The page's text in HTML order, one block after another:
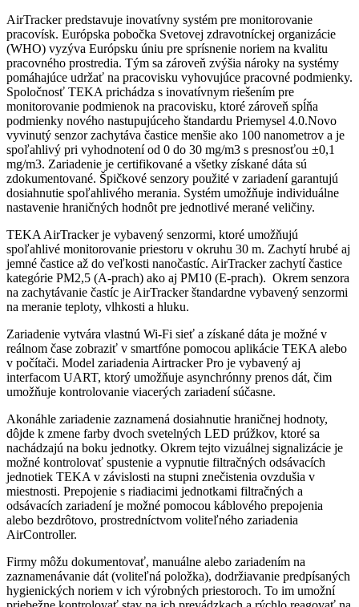
AirTracker predstavuje inovatívny systém pre monitorovanie
pracovísk. Európska pobočka Svetovej zdravotníckej organizácie
(WHO) vyzýva Európsku úniu pre sprísnenie noriem na kvalitu
pracovného prostredia. Tým sa zároveň zvýšia nároky na systémy
pomáhajúce udržať na pracovisku vyhovujúce pracovné podmienky.
Spoločnosť TEKA prichádza s inovatívnym riešením pre
monitorovanie podmienok na pracovisku, ktoré zároveň spĺňa
podmienky nového nastupujúceho štandardu Priemysel 4.0.Novo
vyvinutý senzor zachytáva častice menšie ako 100 nanometrov a je
spoľahlivý pri vyhodnotení od 0 do 30 mg/m3 s presnosťou ±0,1
mg/m3. Zariadenie je certifikované a všetky získané dáta sú
zdokumentované. Špičkové senzory použité v zariadení garantujú
dosiahnutie spoľahlivého merania. Systém umožňuje individuálne
nastavenie hraničných hodnôt pre jednotlivé merané veličiny.
TEKA AirTracker je vybavený senzormi, ktoré umožňujú
spoľahlivé monitorovanie priestoru v okruhu 30 m. Zachytí hrubé aj
jemné častice až do veľkosti nanočastíc. AirTracker zachytí častice
kategórie PM2,5 (A-prach) ako aj PM10 (E-prach). Okrem senzora
na zachytávanie častíc je AirTracker štandardne vybavený senzormi
na meranie teploty, vlhkosti a hluku.
Zariadenie vytvára vlastnú Wi-Fi sieť a získané dáta je možné v
reálnom čase zobraziť v smartfóne pomocou aplikácie TEKA alebo
v počítači. Model zariadenia Airtracker Pro je vybavený aj
interfacom UART, ktorý umožňuje asynchrónny prenos dát, čim
umožňuje kontrolovanie viacerých zariadení súčasne.
Akonáhle zariadenie zaznamená dosiahnutie hraničnej hodnoty,
dôjde k zmene farby dvoch svetelných LED prúžkov, ktoré sa
nachádzajú na boku jednotky. Okrem tejto vizuálnej signalizácie je
možné kontrolovať spustenie a vypnutie filtračných odsávacích
jednotiek TEKA v závislosti na stupni znečistenia ovzdušia v
miestnosti. Prepojenie s riadiacimi jednotkami filtračných a
odsávacích zariadení je možné pomocou káblového prepojenia
alebo bezdrôtovo, prostredníctvom voliteľného zariadenia
AirController.
Firmy môžu dokumentovať, manuálne alebo zariadením na
zaznamenávanie dát (voliteľná položka), dodržiavanie predpísaných
hygienických noriem v ich výrobných priestoroch. To im umožní